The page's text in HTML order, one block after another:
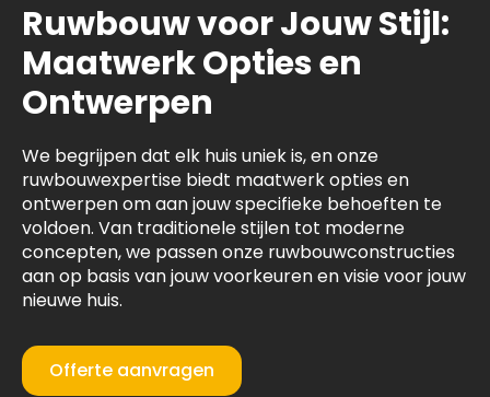
Ruwbouw voor Jouw Stijl:
Maatwerk Opties en
Ontwerpen
We begrijpen dat elk huis uniek is, en onze
ruwbouwexpertise biedt maatwerk opties en
ontwerpen om aan jouw specifieke behoeften te
voldoen. Van traditionele stijlen tot moderne
concepten, we passen onze ruwbouwconstructies
aan op basis van jouw voorkeuren en visie voor jouw
nieuwe huis.
Offerte aanvragen